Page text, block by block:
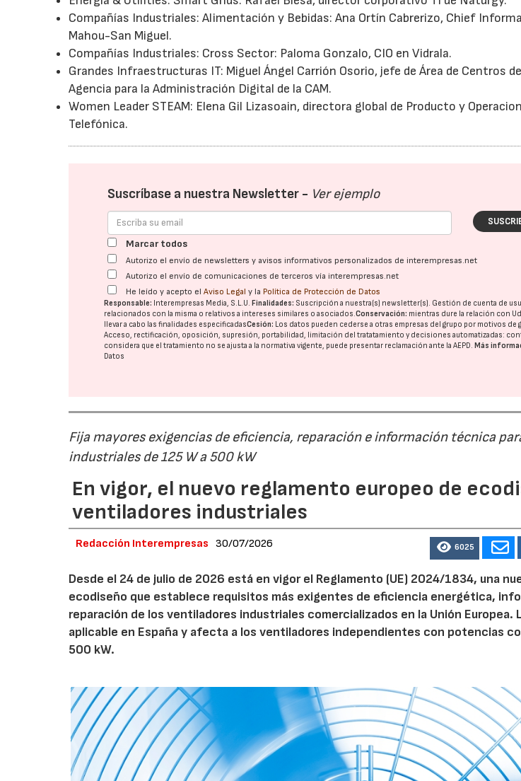
Compañías Industriales: Alimentación y Bebidas: Ana Ortín Cabrerizo, Chief
Mahou-San Miguel.
Compañías Industriales: Cross Sector: Paloma Gonzalo, CIO en Vidrala.
Grandes Infraestructuras IT: Miguel Ángel Carrión Osorio, jefe de Área de Centros
Agencia para la Administración Digital de la CAM.
Women Leader STEAM: Elena Gil Lizasoain, directora global de Producto y
Telefónica.
Suscríbase a nuestra Newsletter - Ver ejemplo
Marcar todos
Autorizo el envío de newsletters y avisos informativos personalizados de interempresas.net
Autorizo el envío de comunicaciones de terceros vía interempresas.net
He leído y acepto elAviso Legal y la Política de Protección de Datos
Responsable: Interempresas Media, S.L.U.Finalidades: Suscripción a nuestra(s) newsletter(s). Gestión de cuenta de
relacionados con la misma o relativos a intereses similares o asociados.Conservación: mientras dure la relación con
llevar a cabo las finalidades especificadasCesión: Los datos pueden cederse a otras empresas del grupo por motivos de
Acceso, rectificación, oposición, supresión, portabilidad, limitación del tratatamiento y decisiones automatizadas:
considera que el tratamiento no se ajusta a la normativa vigente, puede presentar reclamación ante laAEPD.Más
Datos
Fija mayores exigencias de eficiencia, reparación e información técnica
industriales de 125 W a 500 kW
En vigor, el nuevo reglamento europeo de
ventiladores industriales
Redacción Interempresas 30/07/2026 6025
Desde el 24 de julio de 2026 está en vigor el Reglamento (UE) 2024/1834, una
ecodiseño que establece requisitos más exigentes de eficiencia energética,
reparación de los ventiladores industriales comercializados en la Unión Europea.
aplicable en España y afecta a los ventiladores independientes con potencias
500 kW.